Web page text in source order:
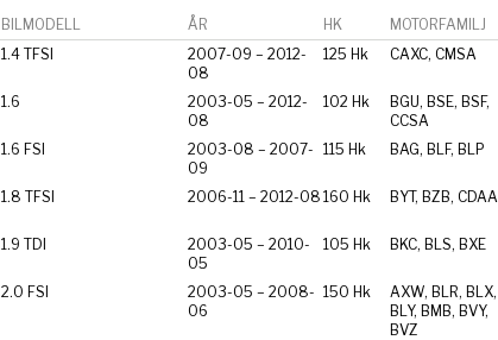
BILMODELL ÅR HK MOTORFAMILJ
1.4 TFSI
2007-09 – 2012-
08
125 Hk CAXC, CMSA
1.6
2003-05 – 2012-
08
102 Hk
BGU, BSE, BSF,
CCSA
1.6 FSI
2003-08 – 2007-
09
115 Hk BAG, BLF, BLP
1.8 TFSI 2006-11 – 2012-08 160 Hk BYT, BZB, CDAA
1.9 TDI
2003-05 – 2010-
05
105 Hk BKC, BLS, BXE
2.0 FSI
2003-05 – 2008-
06
150 Hk
AXW, BLR, BLX,
BLY, BMB, BVY,
BVZ